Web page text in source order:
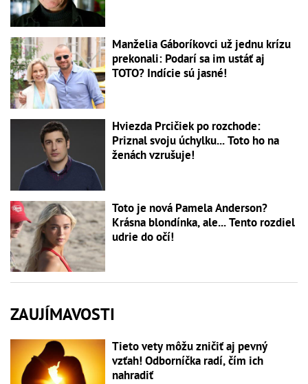
Manželia Gáboríkovci už jednu krízu
prekonali: Podarí sa im ustáť aj
TOTO? Indície sú jasné!
Hviezda Prcičiek po rozchode:
Priznal svoju úchylku... Toto ho na
ženách vzrušuje!
Toto je nová Pamela Anderson?
Krásna blondínka, ale... Tento rozdiel
udrie do očí!
ZAUJÍMAVOSTI
Tieto vety môžu zničiť aj pevný
vzťah! Odborníčka radí, čím ich
nahradiť